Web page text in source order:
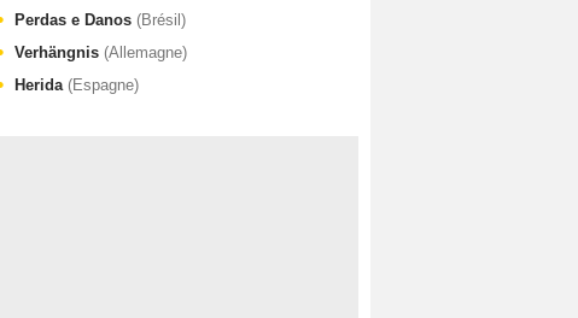
Perdas e Danos (Brésil)
Verhängnis (Allemagne)
Herida (Espagne)